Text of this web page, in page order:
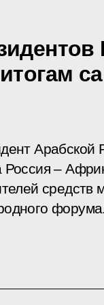
Арабской
Россия –